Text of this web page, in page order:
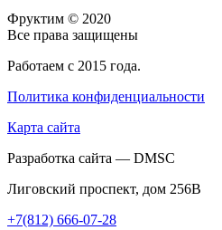
Фруктим © 2020
Все права защищены
Работаем с 2015 года.
Политика конфиденциальности
Карта сайта
Разработка сайта — DMSC
Лиговский проспект, дом 256В
+7(812) 666-07-28